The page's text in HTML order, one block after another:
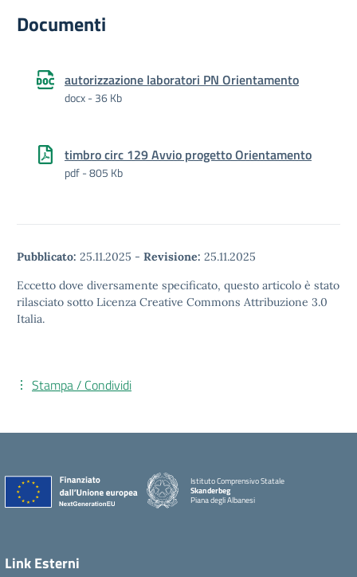
Documenti
autorizzazione laboratori PN Orientamento
docx - 36 Kb
timbro circ 129 Avvio progetto Orientamento
pdf - 805 Kb
Pubblicato: 25.11.2025 - Revisione: 25.11.2025
Eccetto dove diversamente specificato, questo articolo è stato
rilasciato sotto Licenza Creative Commons Attribuzione 3.0
Italia.
Stampa / Condividi
Istituto Comprensivo Statale
Skanderbeg
Piana degli Albanesi
Link Esterni